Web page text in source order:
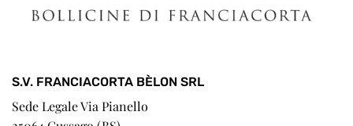
S.V. FRANCIACORTA BÈLON SRL
Sede Legale Via Pianello